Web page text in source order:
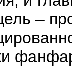
–